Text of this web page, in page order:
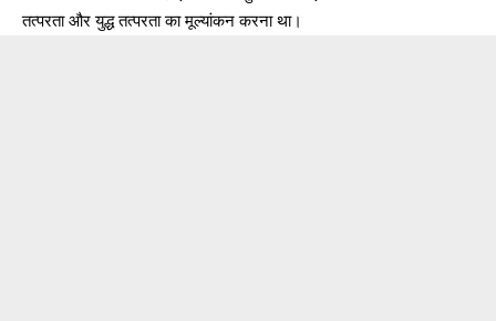
तत्परता और युद्ध तत्परता का मूल्यांकन करना था।